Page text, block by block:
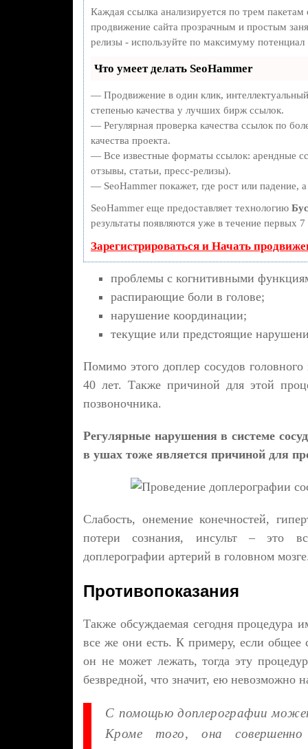
Каждая ссылка анализируется по трем
продвижение сайта прозрачным и простым
релизы - используйте по максимуму
Что умеет делать SeoHammer
— Продвижение в один клик,
степенью качества у лучших бирж ссылок.
— Регулярная проверка качества ссылок по
качества проекта.
— Все известные форматы ссылок: арендные
отзывы, статьи, пресс-релизы).
— SeoHammer покажет, где рост или падение,
SeoHammer еще предоставляет технологию
результаты появляются уже в течение первых
Зарегистрироваться и Начать
проблемы с когнитивными
распирающие боли в голове;
нарушение координации;
текущие или предстоящие
Помимо этого доплер сосудов
40 лет. Также причиной для этой
позвоночника.
Регулярные нарушения в системе
в ушах тоже является причиной для
Слабость, онемение конечностей,
потери сознания, инсульт – это
доплерографии артерий в головном
Противопоказания
Также обсуждаемая сегодня процедура
все же они есть. К примеру, если общее
он не может лежать, тогда эту
безвредной, что значит, ею невозможно
С помощью доплерографии
Кроме того, она совершенно